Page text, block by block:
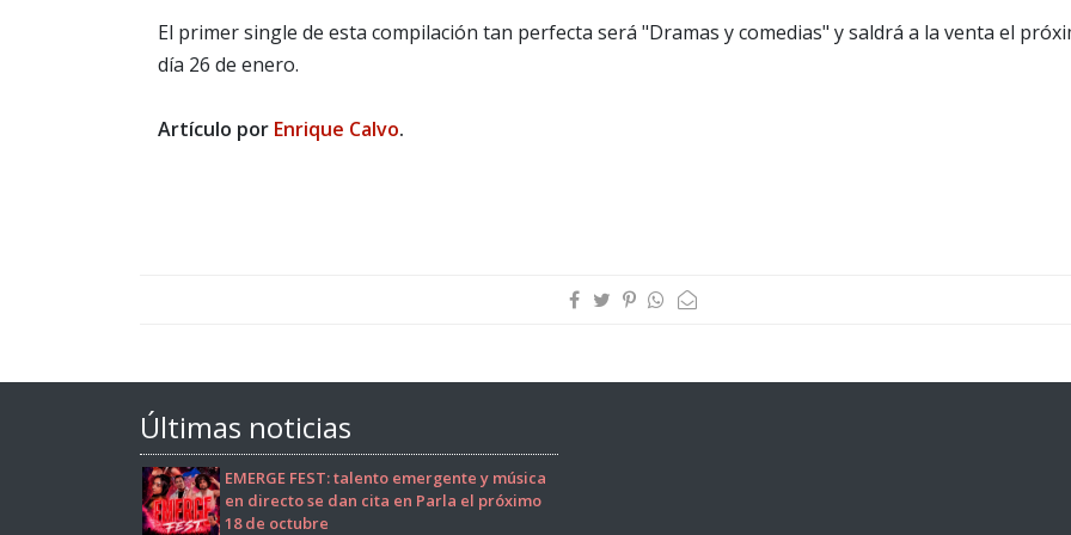
El primer single de esta compilación tan perfecta será "Dramas y comedias" y saldrá a la venta el
día 26 de enero.
Artículo por Enrique Calvo.
Últimas noticias
EMERGE FEST: talento emergente y música
en directo se dan cita en Parla el próximo
18 de octubre